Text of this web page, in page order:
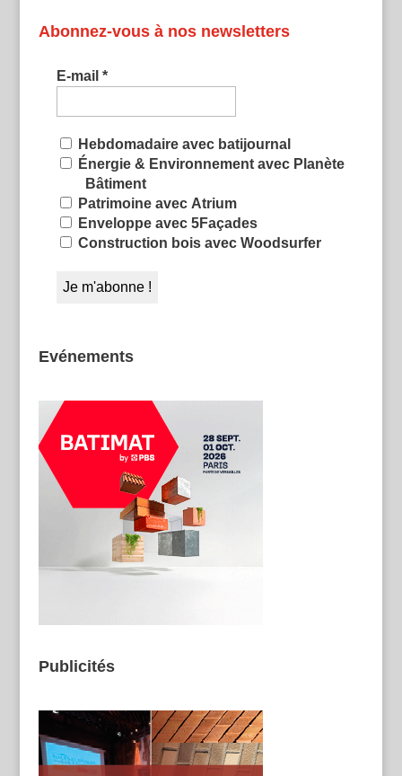
Abonnez-vous à nos newsletters
E-mail *
Hebdomadaire avec batijournal
Énergie & Environnement avec Planète
Bâtiment
Patrimoine avec Atrium
Enveloppe avec 5Façades
Construction bois avec Woodsurfer
Evénements
Publicités